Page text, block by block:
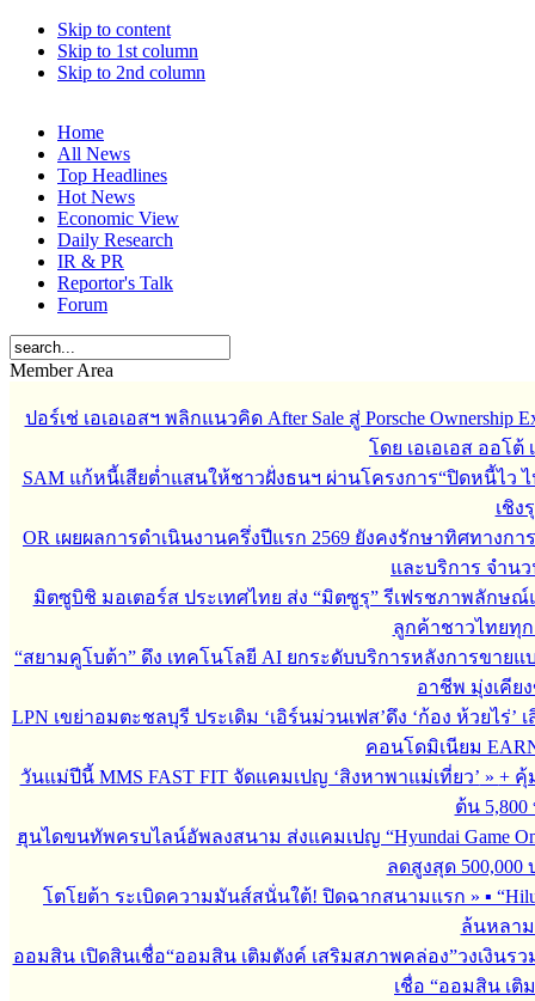
Skip to content
Skip to 1st column
Skip to 2nd column
Home
All News
Top Headlines
Hot News
Economic View
Daily Research
IR & PR
Reportor's Talk
Forum
Member Area
ปอร์เช่ เอเอเอสฯ พลิกแนวคิด After Sale สู่ Porsche Ownership
โดย เอเอเอส ออโ
SAM แก้หนี้เสียต่ำแสนให้ชาวฝั่งธนฯ ผ่านโครงการ“ปิดหนี้ไว
เชิง
OR เผยผลการดำเนินงานครึ่งปีแรก 2569 ยังคงรักษาทิศทางกา
และบริการ จำนว
มิตซูบิชิ มอเตอร์ส ประเทศไทย ส่ง “มิตซูรุ” รีเฟรชภาพลักษณ์
ลูกค้าชาวไทยทุก
“สยามคูโบต้า” ดึง เทคโนโลยี AI ยกระดับบริการหลังการขาย
อาชีพ มุ่งเคีย
LPN เขย่าอมตะชลบุรี ประเดิม ‘เอิร์นม่วนเฟส’ดึง ‘ก้อง ห้วยไร่’
คอนโดมิเนียม
วันแม่ปีนี้ MMS FAST FIT จัดแคมเปญ ‘สิงหาพาแม่เที่ยว’ » + คุ้
ต้น
ฮุนไดขนทัพครบไลน์อัพลงสนาม ส่งแคมเปญ “Hyundai Game
ลดสูงสุด 500,000
โตโยต้า ระเบิดความมันส์สนั่นใต้! ปิดฉากสนามแรก » ▪︎
ล้นหลาม
ออมสิน เปิดสินเชื่อ“ออมสิน เติมตังค์ เสริมสภาพคล่อง”วงเงินรว
เชื่อ “ออมสิน เติ